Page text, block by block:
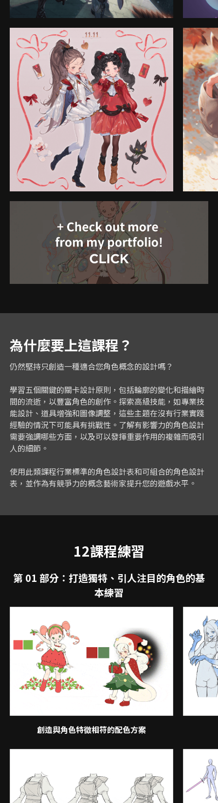
為什麼要上這課程？
仍然堅持只創造一種適合您角色概念的設計嗎？
學習五個關鍵的關卡設計原則，包括輪廓的變化和描繪時
間的流逝，以豐富角色的創作。探索高級技能，如專業技
能設計、道具增強和圖像調整，這些主題在沒有行業實踐
經驗的情況下可能具有挑戰性。了解有影響力的角色設計
需要強調哪些方面，以及可以發揮重要作用的複雜而吸引
人的細節。
使用此類課程行業標準的角色設計表和可組合的角色設計
表，並作為有競爭力的概念藝術家提升您的遊戲水平。
12課程練習
第 01 部分：打造獨特、引人注目的角色的基
本練習
創造與角色特徵相符的配色方案